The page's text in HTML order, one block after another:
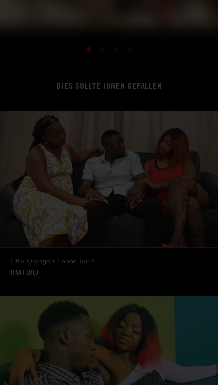
DIES SOLLTE IHNEN GEFALLEN
Little Orange's Ferien Teil 2
TINA | LULU